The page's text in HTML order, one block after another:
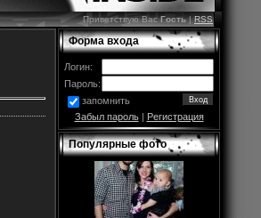
Приветствую ВасГость|RSS
Форма входа
Логин:
Пароль:
запомнить
Забыл пароль| Регистрация
Популярные фото